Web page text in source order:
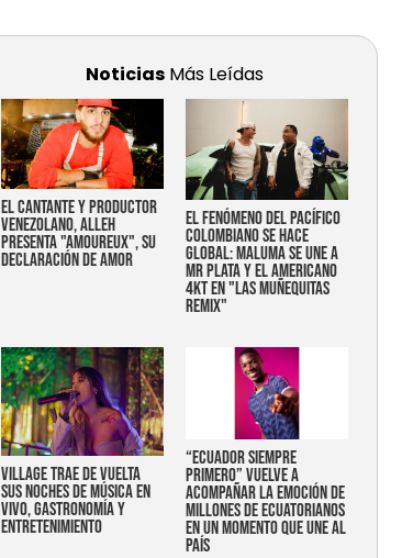
Noticias Más Leídas
EL CANTANTE Y PRODUCTOR
VENEZOLANO, ALLEH
PRESENTA "AMOUREUX", SU
DECLARACIÓN DE AMOR
EL FENÓMENO DEL PACÍFICO
COLOMBIANO SE HACE
GLOBAL: MALUMA SE UNE A
MR PLATA Y EL AMERICANO
4KT EN "LAS MUÑEQUITAS
REMIX"
Village trae de vuelta
sus noches de música en
vivo, gastronomía y
entretenimiento
“Ecuador siempre
primero” vuelve a
acompañar la emoción de
millones de ecuatorianos
en un momento que une al
país